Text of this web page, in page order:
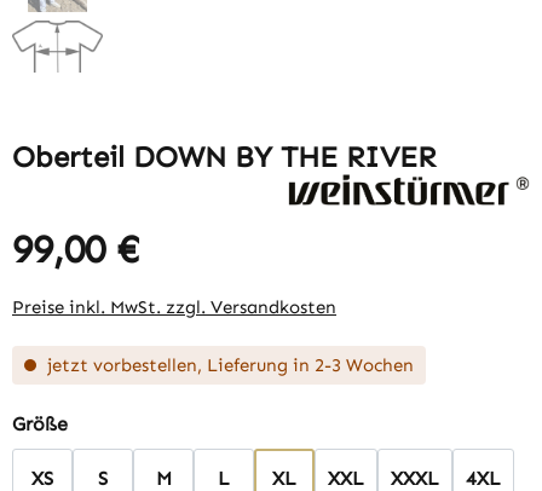
Oberteil DOWN BY THE RIVER
Regulärer Preis:
99,00 €
Preise inkl. MwSt. zzgl. Versandkosten
jetzt vorbestellen, Lieferung in 2-3 Wochen
Größeauswählen
XS S M L XL XXL XXXL 4XL